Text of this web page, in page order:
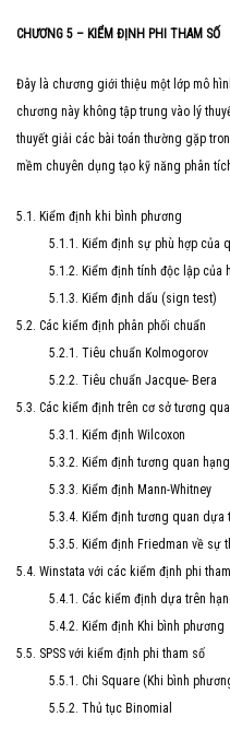
CHƯƠNG 5 – KIỂM ĐỊNH PHI THAM SỐ
Đây là chương giới thiệu một lớp mô
chương này không tập trung vào lý
thuyết giải các bài toán thường gặp
mềm chuyên dụng tạo kỹ năng phân
5.1. Kiểm định khi bình phương
5.1.1. Kiểm định sự phù hợp của
5.1.2. Kiểm định tính độc lập của
5.1.3. Kiểm định dấu (sign test)
5.2. Các kiểm định phân phối chuẩn
5.2.1. Tiêu chuẩn Kolmogorov
5.2.2. Tiêu chuẩn Jacque- Bera
5.3. Các kiểm định trên cơ sở tương
5.3.1. Kiểm định Wilcoxon
5.3.2. Kiểm định tương quan
5.3.3. Kiểm định Mann-Whitney
5.3.4. Kiểm định tương quan dựa
5.3.5. Kiểm định Friedman về sự
5.4. Winstata với các kiểm định phi
5.4.1. Các kiểm định dựa trên
5.4.2. Kiểm định Khi bình phương
5.5. SPSS với kiểm định phi tham số
5.5.1. Chi Square (Khi bình
5.5.2. Thủ tục Binomial